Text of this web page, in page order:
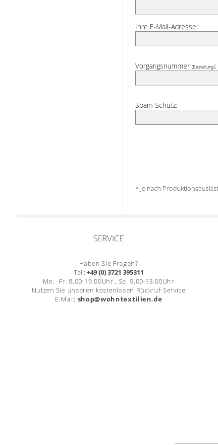
Ihre E-Mail-Adresse:
Vorgangsnummer(Bestellung):
Spam-Schutz:
* Je nach
SERVICE
Haben Sie Fragen?
Tel.: +49 (0) 3721 395311
Mo. -Fr. 8.00-19.00Uhr , Sa. 9.00-13.00Uhr
Nutzen Sie unseren kostenlosen Rückruf-Service
E-Mail: shop@wohntextilien.de